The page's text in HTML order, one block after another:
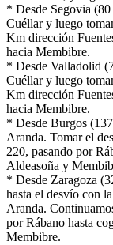
* Desde Segovia
Cuéllar y luego
Km dirección
hacia Membibre.
* Desde Valladolid
Cuéllar y luego
Km dirección
hacia Membibre.
* Desde Burgos
Aranda. Tomar el
220, pasando por
Aldeasoña y
* Desde Zaragoza
hasta el desvío con
Aranda.
por Rábano hasta
Membibre.